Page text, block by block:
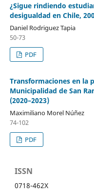
¿Sigue rindiendo
desigualdad en Chile,
Daniel Rodriguez Tapia
50-73
PDF
Transformaciones en la
Municipalidad de San
(2020–2023)
Maximiliano Morel Núñez
74-102
PDF
ISSN
0718-462X